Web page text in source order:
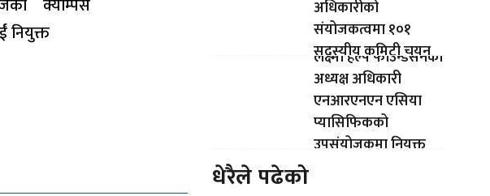
क्याम्पस
नियुक्त
अधिकारीको
संयोजकत्वमा १०१
सदस्यीय कमिटी चयन
लक्ष्मी हेल्प फाउन्डेसनका
अध्यक्ष अधिकारी
एनआरएनएन एसिया
प्यासिफिकको
उपसंयोजकमा नियुक्त
धेरैले पढेको